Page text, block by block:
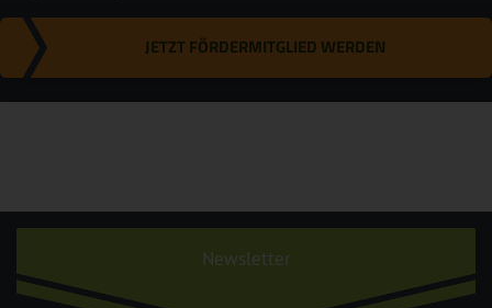
JETZT FÖRDERMITGLIED WERDEN
Newsletter